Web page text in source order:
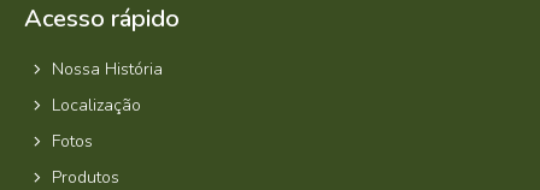
Acesso rápido
Nossa História
Localização
Fotos
Produtos